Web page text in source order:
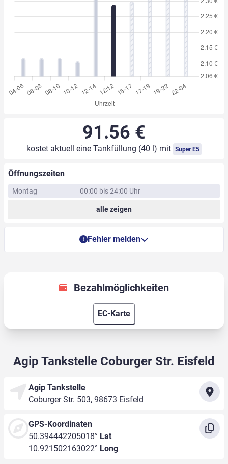
91.56 €
kostet aktuell eine Tankfüllung (40 l) mit Super E5
Öffnungszeiten
Montag 00:00 bis 24:00 Uhr
alle zeigen
Fehler melden
Bezahlmöglichkeiten
EC-Karte
Agip Tankstelle Coburger Str. Eisfeld
Agip Tankstelle
Coburger Str. 503, 98673 Eisfeld
GPS-Koordinaten
50.394442205018° Lat
10.921502163022° Long